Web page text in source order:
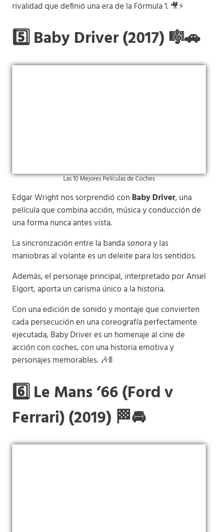
rivalidad que definió una era de la Fórmula 1. 🎥⚡
5️⃣ Baby Driver (2017) 🎼🚗
Las 10 Mejores Películas de Coches
Edgar Wright nos sorprendió con Baby Driver, una
película que combina acción, música y conducción de
una forma nunca antes vista.
La sincronización entre la banda sonora y las
maniobras al volante es un deleite para los sentidos.
Además, el personaje principal, interpretado por Ansel
Elgort, aporta un carisma único a la historia.
Con una edición de sonido y montaje que convierten
cada persecución en una coreografía perfectamente
ejecutada, Baby Driver es un homenaje al cine de
acción con coches, con una historia emotiva y
personajes memorables. 🎶🚦
6️⃣ Le Mans ’66 (Ford v
Ferrari) (2019) 🏁🚘